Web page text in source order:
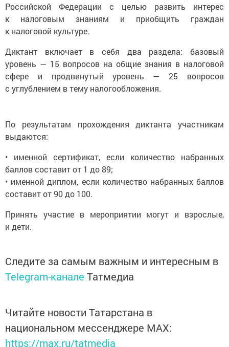
Российской Федерации с целью развить интерес
к налоговым знаниям и приобщить граждан
к налоговой культуре.
Диктант включает в себя два раздела: базовый
уровень — 15 вопросов на общие знания в налоговой
сфере и продвинутый уровень — 25 вопросов
с углублением в тему налогообложения.
По результатам прохождения диктанта участникам
выдаются:
• именной сертификат, если количество набранных
баллов составит от 1 до 89;
• именной диплом, если количество набранных баллов
составит от 90 до 100.
Принять участие в мероприятии могут и взрослые,
и дети.
Следите за самым важным и интересным в
Telegram-канале Татмедиа
Читайте новости Татарстана в
национальном мессенджере MАХ:
https://max.ru/tatmedia